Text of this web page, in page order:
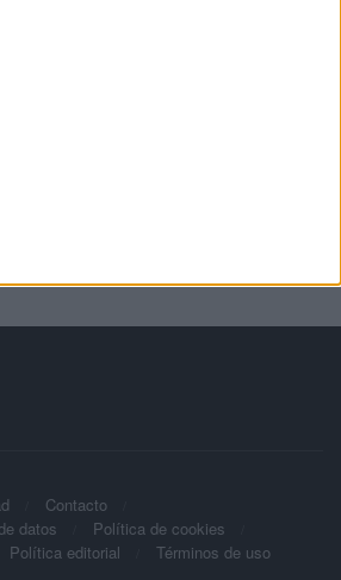
Contacto
datos
Política de cookies
Política editorial Términos de uso